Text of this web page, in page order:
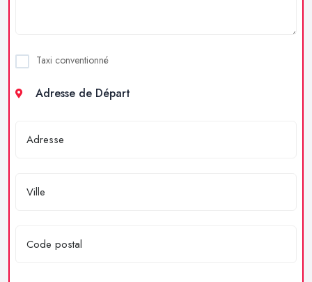
Taxi conventionné
Adresse de Départ